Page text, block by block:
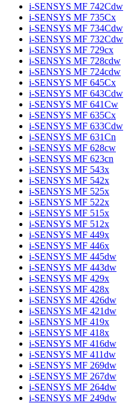
i-SENSYS MF 742Cdw
i-SENSYS MF 735Cx
i-SENSYS MF 734Cdw
i-SENSYS MF 732Cdw
i-SENSYS MF 729cx
i-SENSYS MF 728cdw
i-SENSYS MF 724cdw
i-SENSYS MF 645Cx
i-SENSYS MF 643Cdw
i-SENSYS MF 641Cw
i-SENSYS MF 635Cx
i-SENSYS MF 633Cdw
i-SENSYS MF 631Cn
i-SENSYS MF 628cw
i-SENSYS MF 623cn
i-SENSYS MF 543x
i-SENSYS MF 542x
i-SENSYS MF 525x
i-SENSYS MF 522x
i-SENSYS MF 515x
i-SENSYS MF 512x
i-SENSYS MF 449x
i-SENSYS MF 446x
i-SENSYS MF 445dw
i-SENSYS MF 443dw
i-SENSYS MF 429x
i-SENSYS MF 428x
i-SENSYS MF 426dw
i-SENSYS MF 421dw
i-SENSYS MF 419x
i-SENSYS MF 418x
i-SENSYS MF 416dw
i-SENSYS MF 411dw
i-SENSYS MF 269dw
i-SENSYS MF 267dw
i-SENSYS MF 264dw
i-SENSYS MF 249dw